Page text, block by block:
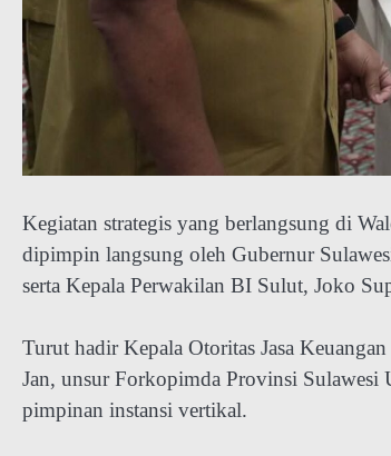
Kegiatan strategis yang berlangsung di
dipimpin langsung oleh Gubernur
serta Kepala Perwakilan BI Sulut, Joko
Turut hadir Kepala Otoritas Jasa
Jan, unsur Forkopimda Provinsi Sulawesi
pimpinan instansi vertikal.